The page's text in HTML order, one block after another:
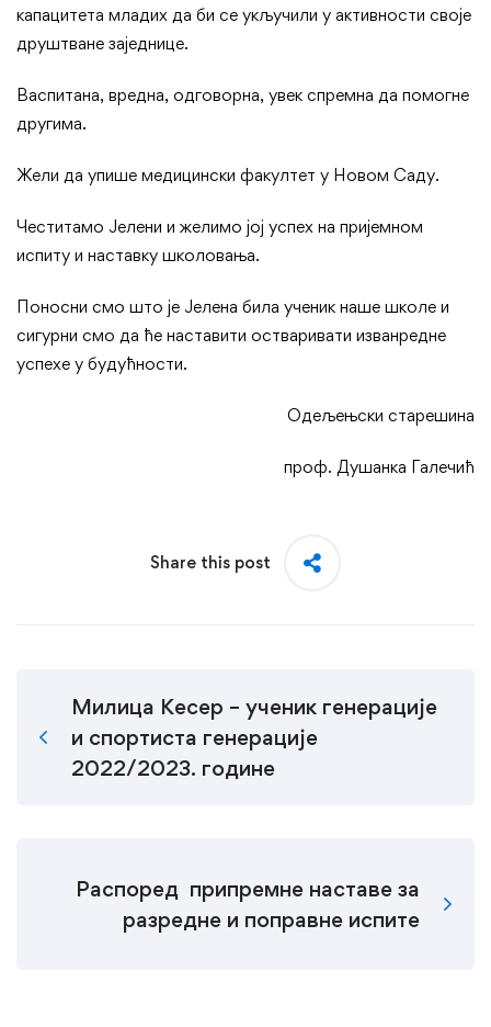
капацитета младих да би се укључили у активности своје
друштване заједнице.
Васпитана, вредна, одговорна, увек спремна да помогне
другима.
Жели да упише медицински факултет у Новом Саду.
Честитамо Јелени и желимо јој успех на пријемном
испиту и наставку школовања.
Поносни смо што је Јелена била ученик наше школе и
сигурни смо да ће наставити остваривати изванредне
успехе у будућности.
Одељењски старешина
проф. Душанка Галечић
Share this post
Милица Кесер – ученик генерације
и спортиста генерације
2022/2023. године
Распоред припремне наставе за
разредне и поправне испите